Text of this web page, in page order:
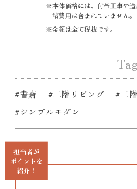
本体価格には、付帯⼯事や
諸費⽤は含まれていません。
⾦額は全て税抜です。
#書斎 #二階リビング #二
#シンプルモダン
担当者が
ポイントを
紹介！